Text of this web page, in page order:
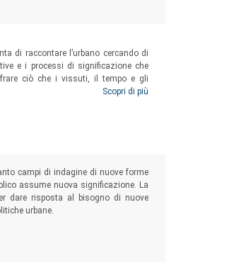
di raccontare l’urbano cercando di
e i processi di significazione che
ciò che i vissuti, il tempo e gli
spesso impercettibile e difficile da
Scopri di più
campi di indagine di nuove forme
assume nuova significazione. La
dare risposta al bisogno di nuove
urbane.